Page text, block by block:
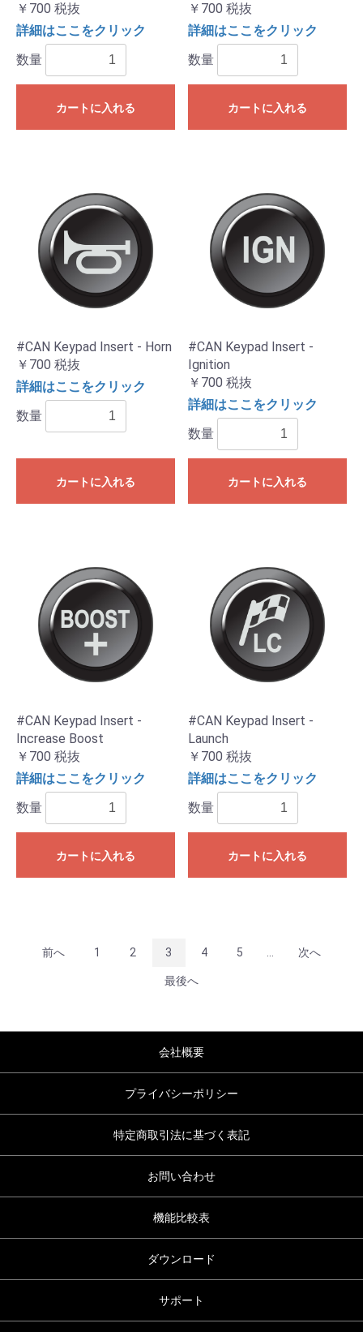
￥700 税抜
詳細はここをクリック
数量
カートに入れる
￥700 税抜
詳細はここをクリック
数量
カートに入れる
#CAN Keypad Insert - Horn
￥700 税抜
詳細はここをクリック
数量
カートに入れる
#CAN Keypad Insert -
Ignition
￥700 税抜
詳細はここをクリック
数量
カートに入れる
#CAN Keypad Insert -
Increase Boost
￥700 税抜
詳細はここをクリック
数量
カートに入れる
#CAN Keypad Insert -
Launch
￥700 税抜
詳細はここをクリック
数量
カートに入れる
前へ 1 2 3 4 5 次へ
最後へ
会社概要
プライバシーポリシー
特定商取引法に基づく表記
お問い合わせ
機能比較表
ダウンロード
サポート